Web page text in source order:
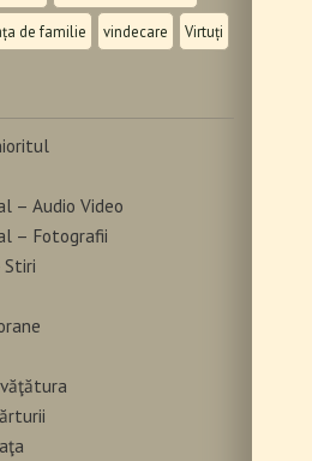
de familie vindecare Virtuți
– Audio Video
– Fotografii